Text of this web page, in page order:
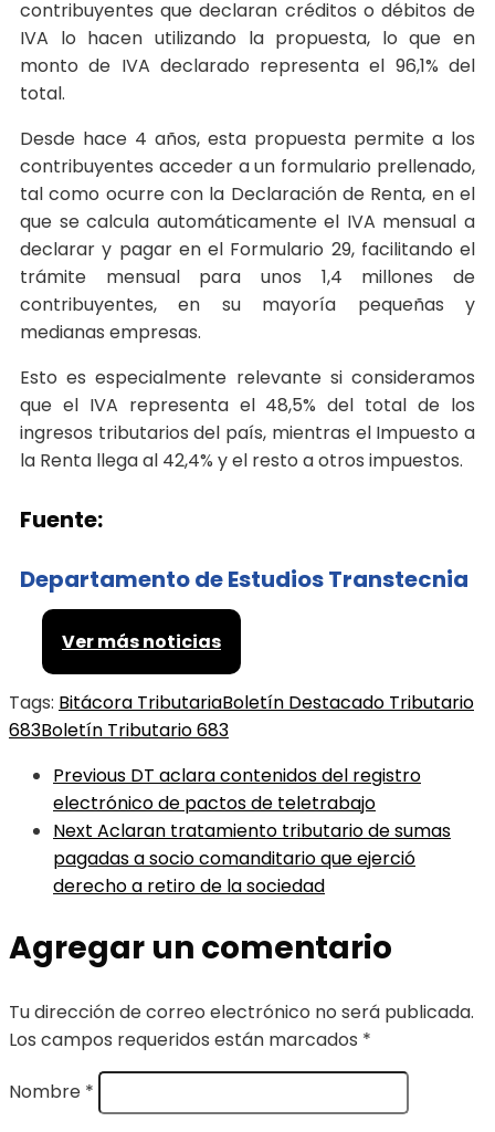
contribuyentes que declaran créditos o débitos de
IVA lo hacen utilizando la propuesta, lo que en
monto de IVA declarado representa el 96,1% del
total.
Desde hace 4 años, esta propuesta permite a los
contribuyentes acceder a un formulario prellenado,
tal como ocurre con la Declaración de Renta, en el
que se calcula automáticamente el IVA mensual a
declarar y pagar en el Formulario 29, facilitando el
trámite mensual para unos 1,4 millones de
contribuyentes, en su mayoría pequeñas y
medianas empresas.
Esto es especialmente relevante si consideramos
que el IVA representa el 48,5% del total de los
ingresos tributarios del país, mientras el Impuesto a
la Renta llega al 42,4% y el resto a otros impuestos.
Fuente:
Departamento de Estudios Transtecnia
Ver más noticias
Tags: Bitácora TributariaBoletín Destacado Tributario
683Boletín Tributario 683
Previous DT aclara contenidos del registro
electrónico de pactos de teletrabajo
Next Aclaran tratamiento tributario de sumas
pagadas a socio comanditario que ejerció
derecho a retiro de la sociedad
Agregar un comentario
Tu dirección de correo electrónico no será publicada.
Los campos requeridos están marcados *
Nombre *